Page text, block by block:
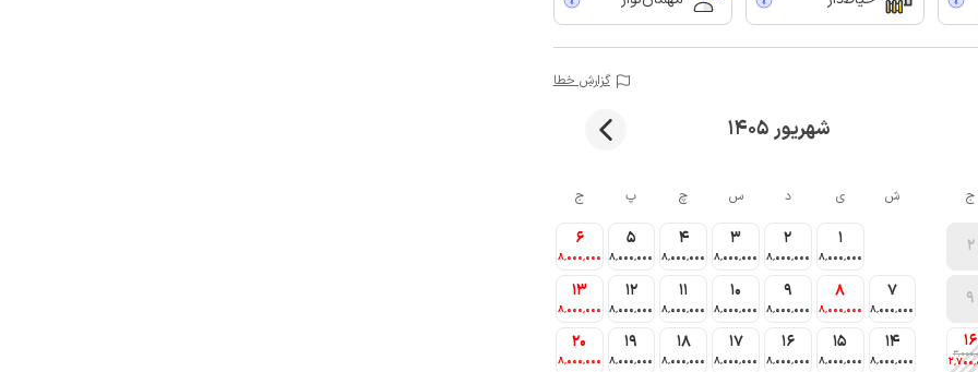
گزارش خطا
شهریور 1405
ج
2
9
16
ش ی د س چ پ ج
1
8٬000٬000
2
8٬000٬000
3
8٬000٬000
4
8٬000٬000
5
8٬000٬000
6
8٬000٬000
7
8٬000٬000
8
8٬000٬000
9
8٬000٬000
10
8٬000٬000
11
8٬000٬000
12
8٬000٬000
13
8٬000٬000
14
8٬000٬000
15
8٬000٬000
16
8٬000٬000
17
8٬000٬000
18
8٬000٬000
19
8٬000٬000
20
8٬000٬000